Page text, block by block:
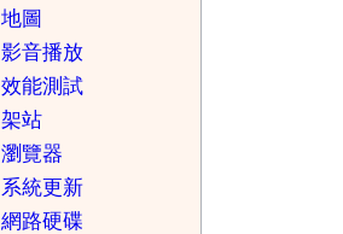
地圖
影音播放
效能測試
架站
瀏覽器
系統更新
網路硬碟